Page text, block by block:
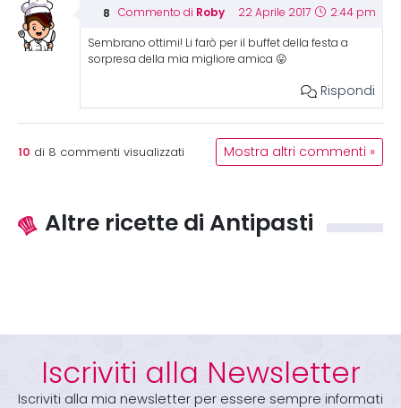
Commento di Roby 22 Aprile 2017 2:44 pm
Sembrano ottimi! Li farò per il buffet della festa a
sorpresa della mia migliore amica 😛
Rispondi
10 di 8 commenti visualizzati Mostra altri commenti »
Altre ricette di Antipasti
Iscriviti alla Newsletter
Iscriviti alla mia newsletter per essere sempre informati